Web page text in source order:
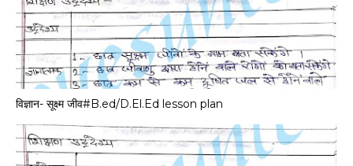
विज्ञान- सूक्ष्म जीव#B.ed/D.El.Ed lesson plan